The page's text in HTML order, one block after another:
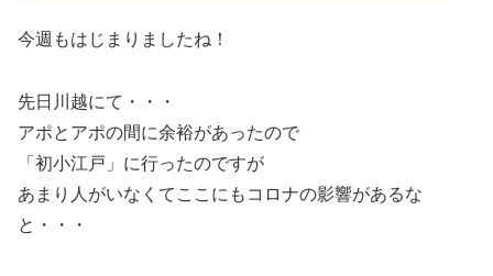
今週もはじまりましたね！
先日川越にて・・・
アポとアポの間に余裕があったので
「初小江戸」に行ったのですが
あまり人がいなくてここにもコロナの影響があるな
と・・・